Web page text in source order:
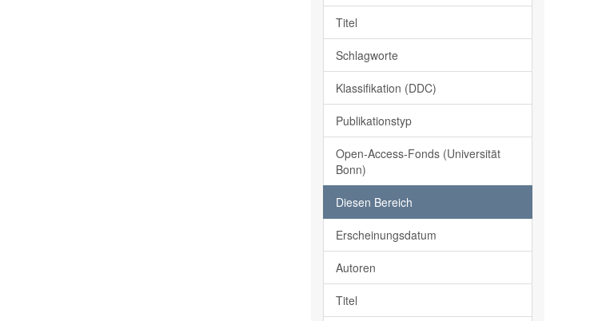
Titel
Schlagworte
Klassifikation (DDC)
Publikationstyp
Open-Access-Fonds (Universität
Bonn)
Diesen Bereich
Erscheinungsdatum
Autoren
Titel